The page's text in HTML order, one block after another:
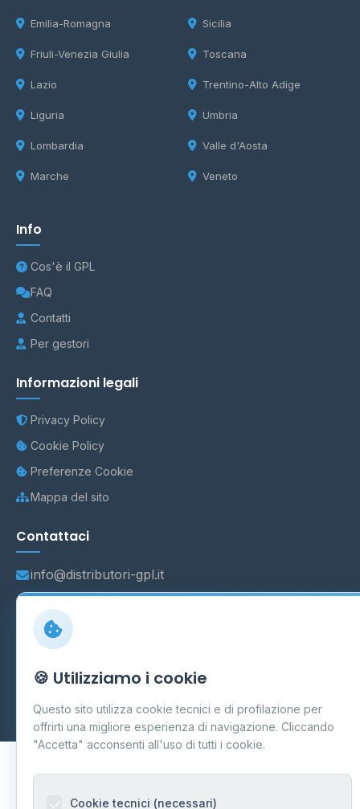
Emilia-Romagna
Friuli-Venezia Giulia
Lazio
Liguria
Lombardia
Marche
Sicilia
Toscana
Trentino-Alto Adige
Umbria
Valle d'Aosta
Veneto
Info
Cos'è il GPL
FAQ
Contatti
Per gestori
Informazioni legali
Privacy Policy
Cookie Policy
Preferenze Cookie
Mappa del sito
Contattaci
info@distributori-gpl.it
Carpi P.IVA 03859300364
Aggiornamento quotidiano
🍪 Utilizziamo i cookie
Questo sito utilizza cookie tecnici e di profilazione per
offrirti una migliore esperienza di navigazione. Cliccando
"Accetta" acconsenti all'uso di tutti i cookie.
Cookie tecnici (necessari)